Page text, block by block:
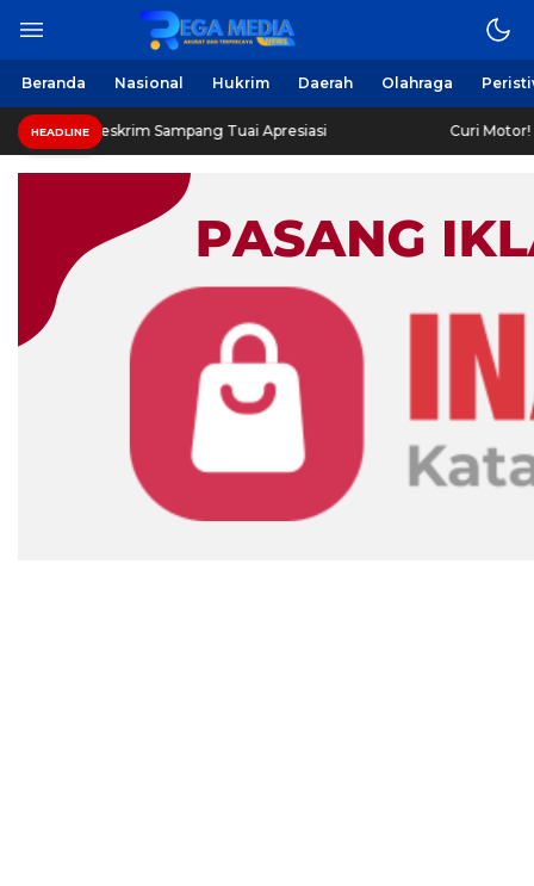
Beranda Nasional Hukrim Daerah Olahraga
HEADLINESampang Tuai Apresiasi Curi Motor! Dua Warga